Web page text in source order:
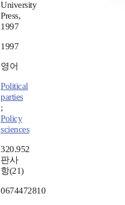
University
Press,
1997
1997
영어
Political
parties
;
Policy
sciences
320.952
판사
항(21)
0674472810